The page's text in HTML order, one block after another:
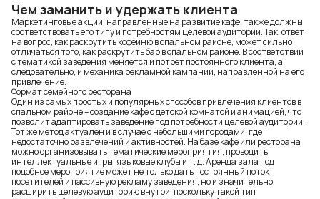
Чем заманить и удержать клиента
Маркетинговые акции, направленные на развитие кафе, также должны
соответствовать его типу и потребностям целевой аудитории. Так, ответ
на вопрос, как раскрутить кофейню в спальном районе, может сильно
отличаться того, как раскрутить бар в спальном районе. В соответствии
с тематикой заведения меняется и потрет постоянного клиента, а
следовательно, и механика рекламной кампании, направленной на его
привлечение.
Формат семейного ресторана
Один из самых простых и популярных способов привлечения клиентов в
спальном районе – создание кафе с детской комнатой и анимацией, что
позволит адаптировать заведение под потребности целевой аудитории.
Тот же метод актуален и в случае с небольшими городами, где
недостаточно развлечений и активностей. На базе кафе или ресторана
можно организовывать тематические мероприятия, проводить
интеллектуальные игры, языковые клубы и т. д. Аренда зала под
подобное мероприятие может не только дать постоянный поток
посетителей и пассивную рекламу заведения, но и значительно
расширить целевую аудиторию внутри, поскольку такой тип